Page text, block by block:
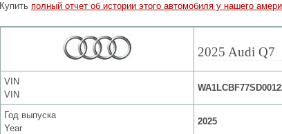
Купить полный отчет об истории этого автомобиля у нашего
2025 Audi Q7
VIN
VIN
Год выпуска
Year
2025